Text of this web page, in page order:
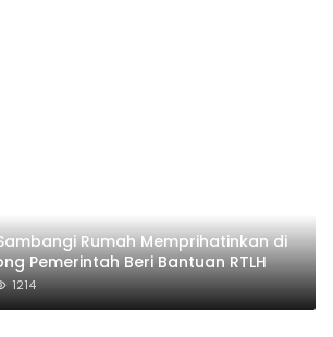
Rumah Memprihatinkan di
Pemerintah Beri Bantuan RTLH
1214